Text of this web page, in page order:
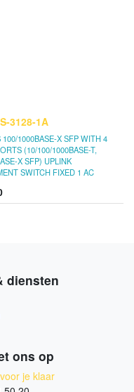
3128-1A
100/1000BASE-X SFP WITH 4
(10/100/1000BASE-T,
X SFP) UPLINK
SWITCH FIXED 1 AC
diensten
ons op
je klaar